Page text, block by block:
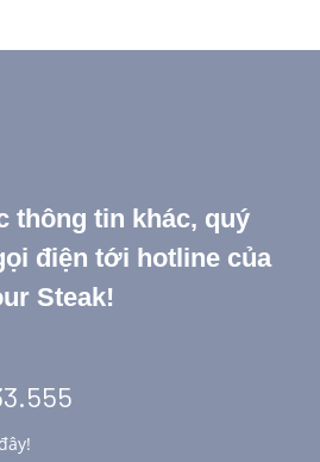
thông tin khác, quý
điện tới hotline của
Steak!